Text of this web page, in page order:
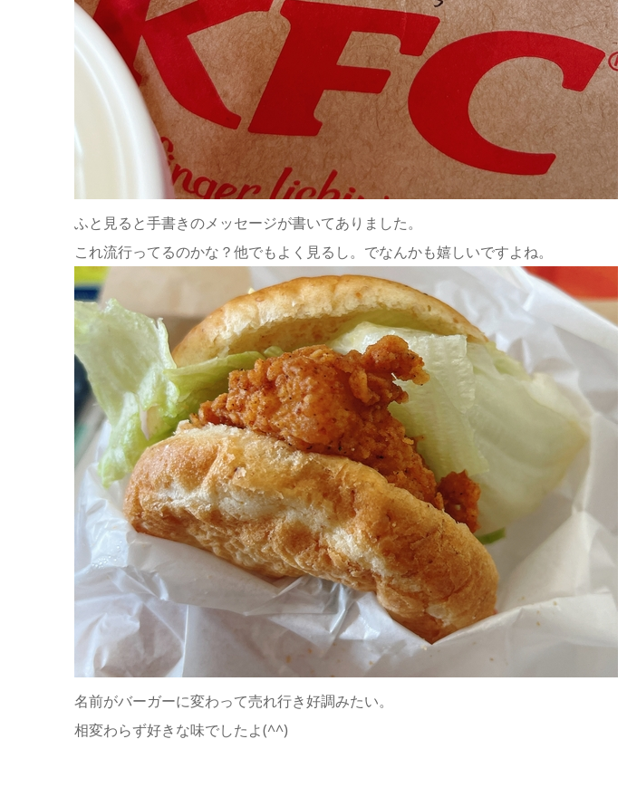
ふと見ると手書きのメッセージが書いてありました。
これ流行ってるのかな？他でもよく見るし。でなんかも嬉しいですよね。
名前がバーガーに変わって売れ行き好調みたい。
相変わらず好きな味でしたよ(^^)